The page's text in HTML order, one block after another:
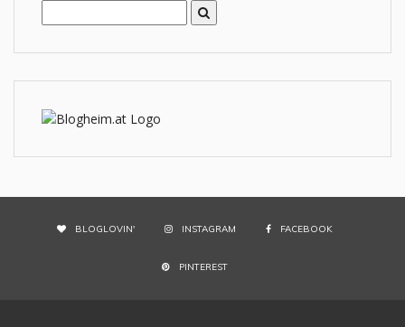
BLOGLOVIN' INSTAGRAM FACEBOOK
PINTEREST